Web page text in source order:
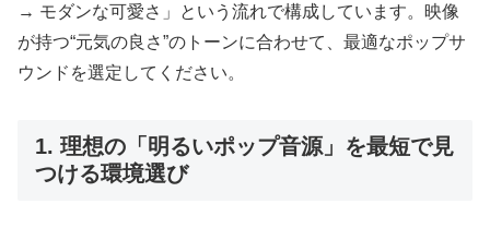
→ モダンな可愛さ」という流れで構成しています。映像
が持つ“元気の良さ”のトーンに合わせて、最適なポップサ
ウンドを選定してください。
1. 理想の「明るいポップ音源」を最短で見
つける環境選び